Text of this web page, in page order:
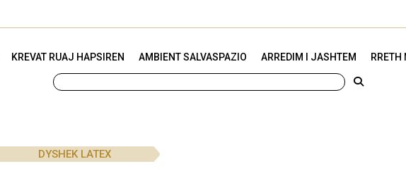
KREVAT RUAJ HAPSIREN AMBIENT SALVASPAZIO ARREDIM I JASHTEM RRETH
DYSHEK LATEX